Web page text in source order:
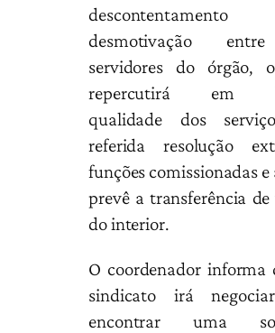
desmotivação
servidores do órgão,
repercutirá em
qualidade dos
referida resolução
funções comissionadas e
prevê a transferência de
do interior.
O coordenador informa
sindicato irá
encontrar uma